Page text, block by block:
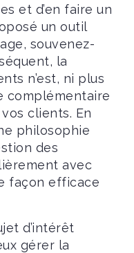
et d’en faire un
un outil
souvenez-
la
n’est, ni plus
complémentaire
clients. En
philosophie
des
avec
façon efficace
d’intérêt
gérer la